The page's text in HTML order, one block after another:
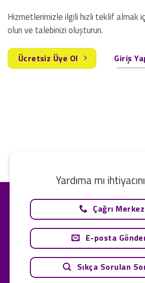
Hizmetlerimizle ilgili hızlı teklif almak
olun ve talebinizi oluşturun.
Ücretsiz Üye Ol Giriş
Yardıma mı
Çağrı
E-posta
Sıkça Sorulan